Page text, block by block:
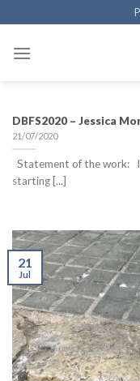
to
content
DBFS2020 – Jessica
21/07/2020
Statement of the work:
starting [...]
21
Jul